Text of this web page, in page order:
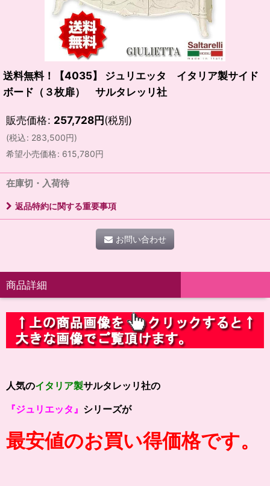
送料無料！【4035】 ジュリエッタ イタリア製サイド
ボード（３枚扉） サルタレッリ社
販売価格: 257,728円(税別)
(税込: 283,500円)
希望小売価格: 615,780円
在庫切・入荷待
返品特約に関する重要事項
お問い合わせ
商品詳細
人気のイタリア製サルタレッリ社の
『ジュリエッタ』 シリーズが
最安値のお買い得価格です。